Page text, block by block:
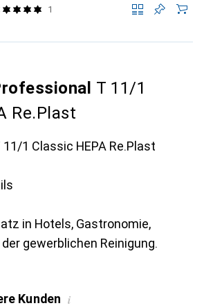
1
T 11/1
Re.Plast
1 Classic HEPA Re.Plast
in Hotels, Gastronomie,
gewerblichen Reinigung.
Kunden i